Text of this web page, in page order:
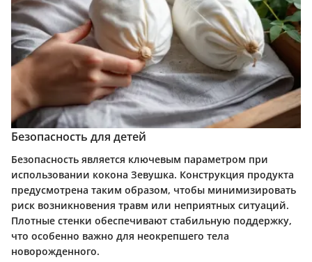
Безопасность для детей
Безопасность является ключевым параметром при
использовании кокона Зевушка. Конструкция продукта
предусмотрена таким образом, чтобы минимизировать
риск возникновения травм или неприятных ситуаций.
Плотные стенки обеспечивают стабильную поддержку,
что особенно важно для неокрепшего тела
новорожденного.